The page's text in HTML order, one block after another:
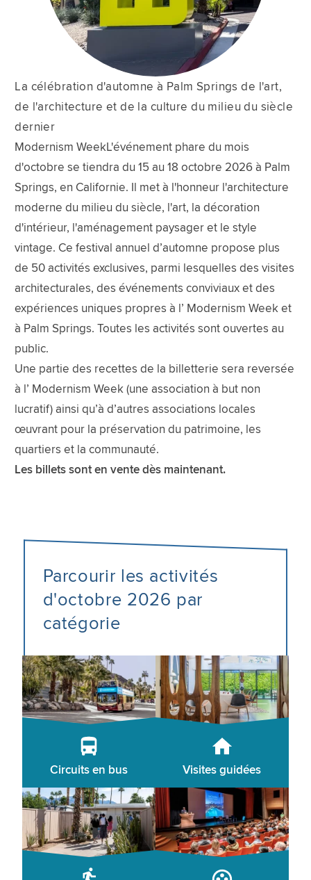
La célébration d'automne à Palm Springs de l'art,
de l'architecture et de la culture du milieu du siècle
dernier
Modernism WeekL'événement phare du mois
d'octobre se tiendra du 15 au 18 octobre 2026 à Palm
Springs, en Californie. Il met à l'honneur l'architecture
moderne du milieu du siècle, l'art, la décoration
d'intérieur, l'aménagement paysager et le style
vintage. Ce festival annuel d’automne propose plus
de 50 activités exclusives, parmi lesquelles des visites
architecturales, des événements conviviaux et des
expériences uniques propres à l’ Modernism Week et
à Palm Springs. Toutes les activités sont ouvertes au
public.
Une partie des recettes de la billetterie sera reversée
à l’ Modernism Week (une association à but non
lucratif) ainsi qu’à d’autres associations locales
œuvrant pour la préservation du patrimoine, les
quartiers et la communauté.
Les billets sont en vente dès maintenant.
Parcourir les activités
d'octobre 2026 par
catégorie
Circuits en bus Visites guidées